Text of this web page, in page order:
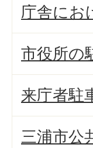
庁舎にお
市役所の
来庁者駐
三浦市公